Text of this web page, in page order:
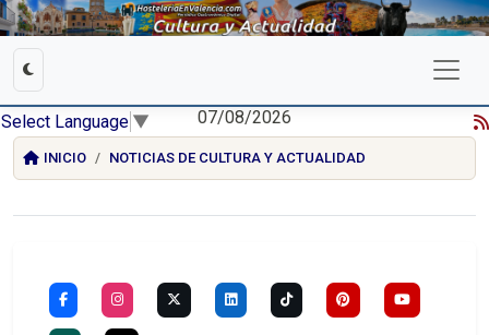
Select Language ▼ 07/08/2026
INICIO NOTICIAS DE CULTURA Y ACTUALIDAD